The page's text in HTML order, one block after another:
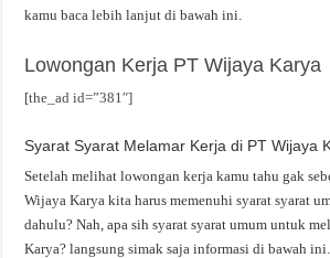
kamu baca lebih lanjut di bawah ini.
Lowongan Kerja PT Wijaya Karya
[the_ad id=”381″]
Syarat Syarat Melamar Kerja di PT Wijaya
Setelah melihat lowongan kerja kamu tahu gak
Wijaya Karya kita harus memenuhi syarat syarat
dahulu? Nah, apa sih syarat syarat umum untuk
Karya? langsung simak saja informasi di bawah ini.